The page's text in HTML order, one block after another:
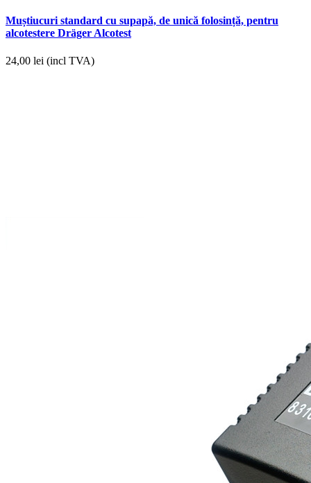
Muștiucuri standard cu supapă, de unică folosință, pentru
alcotestere Dräger Alcotest
24,00 lei (incl TVA)